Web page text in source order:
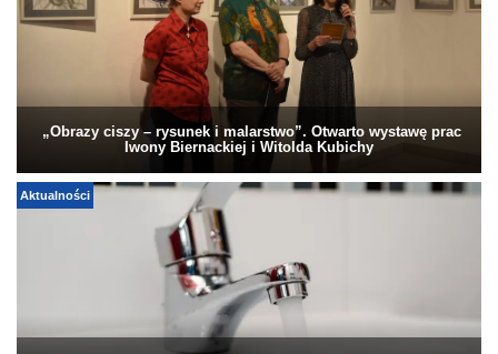
„Obrazy ciszy – rysunek i malarstwo”. Otwarto wystawę prac
Iwony Biernackiej i Witolda Kubichy
Aktualności